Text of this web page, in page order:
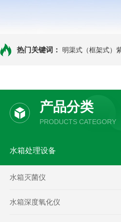
热门关键词： 明渠式（框架式）
产品分类
PRODUCTS CATEGORY
水箱处理设备
水箱灭菌仪
水箱深度氧化仪